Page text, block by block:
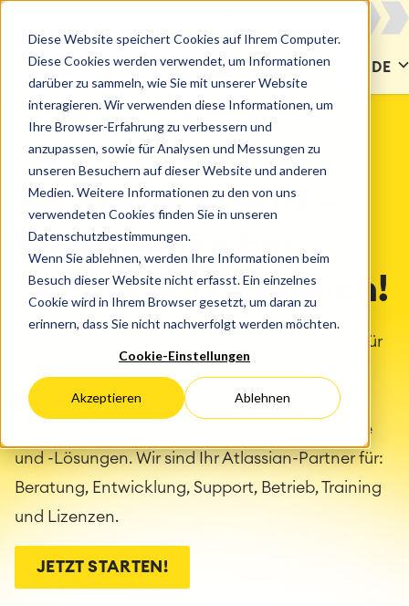
Diese Website speichert Cookies auf Ihrem Computer.
Diese Cookies werden verwendet, um Informationen
darüber zu sammeln, wie Sie mit unserer Website
interagieren. Wir verwenden diese Informationen, um
Ihre Browser-Erfahrung zu verbessern und
anzupassen, sowie für Analysen und Messungen zu
unseren Besuchern auf dieser Website und anderen
Medien. Weitere Informationen zu den von uns
verwendeten Cookies finden Sie in unseren
Datenschutzbestimmungen.
Wenn Sie ablehnen, werden Ihre Informationen beim
Besuch dieser Website nicht erfasst. Ein einzelnes
Cookie wird in Ihrem Browser gesetzt, um daran zu
erinnern, dass Sie nicht nachverfolgt werden möchten.
Cookie-Einstellungen
Akzeptieren Ablehnen
KONTAKT DE
catworkx Österreich
Beratung vor Ort –
Willkommen bei
catworkx Österreich!
Nutzen Sie Jira und Confluence von Atlassian für
catworkx ist ein Atlassian Platinum Solution
Partner mit 100%-Fokus auf Atlassian-Produkte
und -Lösungen. Wir sind Ihr Atlassian-Partner für:
Beratung, Entwicklung, Support, Betrieb, Training
und Lizenzen.
JETZT STARTEN!